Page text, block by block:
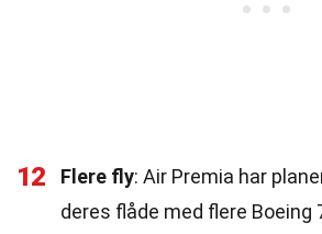
12 Flere fly: Air Premia har
deres flåde med flere Boeing